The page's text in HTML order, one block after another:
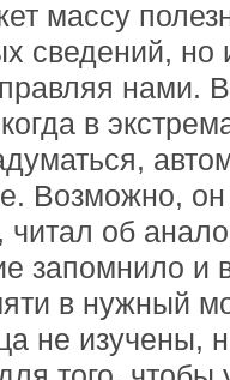
массу
сведений, но
нами.
в
Возможно, он
об
запомнило и
в нужный
не изучены,